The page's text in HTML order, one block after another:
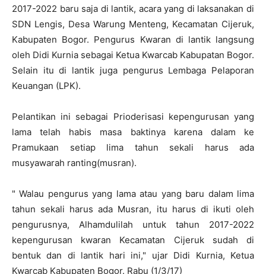
2017-2022 baru saja di lantik, acara yang di laksanakan di
SDN Lengis, Desa Warung Menteng, Kecamatan Cijeruk,
Kabupaten Bogor. Pengurus Kwaran di lantik langsung
oleh Didi Kurnia sebagai Ketua Kwarcab Kabupatan Bogor.
Selain itu di lantik juga pengurus Lembaga Pelaporan
Keuangan (LPK).
Pelantikan ini sebagai Prioderisasi kepengurusan yang
lama telah habis masa baktinya karena dalam ke
Pramukaan setiap lima tahun sekali harus ada
musyawarah ranting(musran).
" Walau pengurus yang lama atau yang baru dalam lima
tahun sekali harus ada Musran, itu harus di ikuti oleh
pengurusnya, Alhamdulilah untuk tahun 2017-2022
kepengurusan kwaran Kecamatan Cijeruk sudah di
bentuk dan di lantik hari ini," ujar Didi Kurnia, Ketua
Kwarcab Kabupaten Bogor. Rabu (1/3/17)